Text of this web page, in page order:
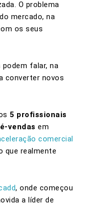
O problema
mercado, na
os seus
falar, na
converter novos
5 profissionais
vendas em
comercial
que realmente
, onde começou
a líder de